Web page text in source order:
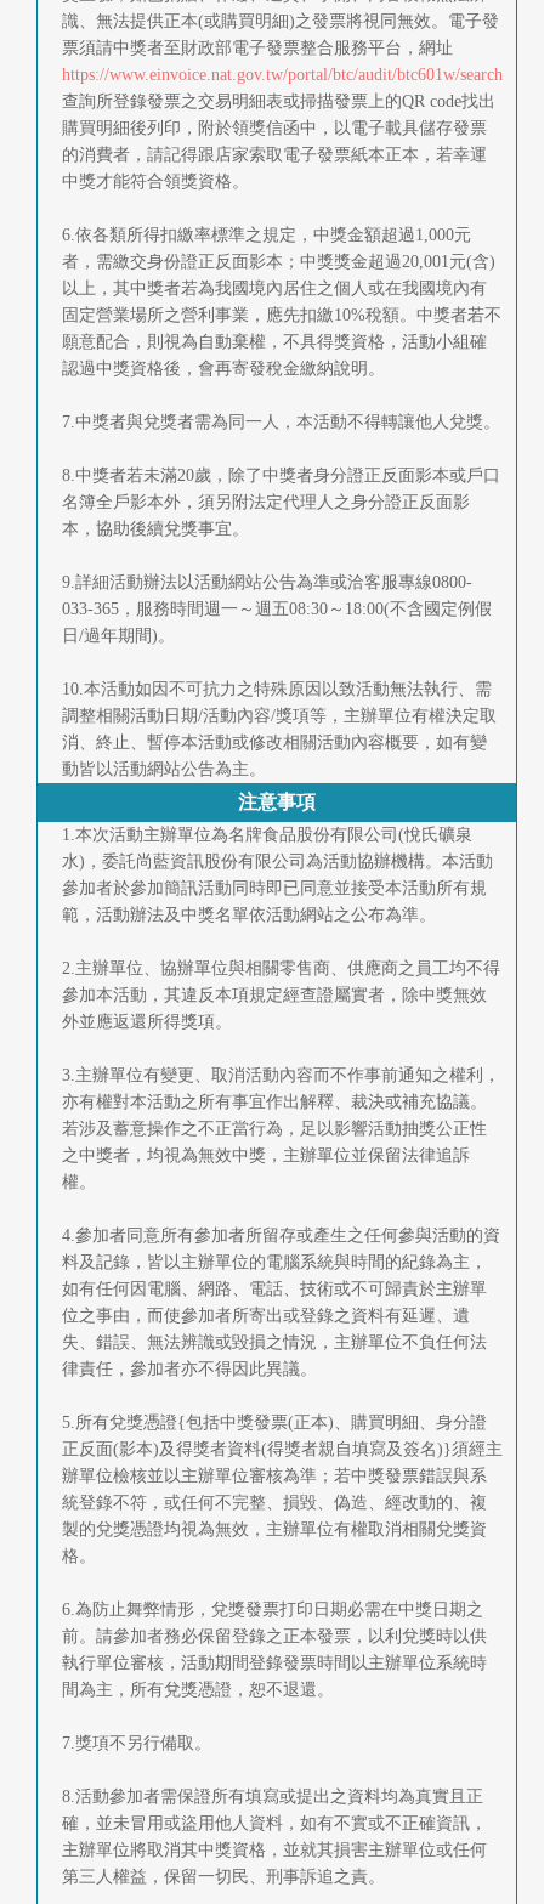
識、無法提供正本(或購買明細)之發票將視同無效。電子發
票須請中獎者至財政部電子發票整合服務平台，網址
https://www.einvoice.nat.gov.tw/portal/btc/audit/btc601w/search
查詢所登錄發票之交易明細表或掃描發票上的QR code找出
購買明細後列印，附於領獎信函中，以電子載具儲存發票
的消費者，請記得跟店家索取電子發票紙本正本，若幸運
中獎才能符合領獎資格。
6.依各類所得扣繳率標準之規定，中獎金額超過1,000元
者，需繳交身份證正反面影本；中獎獎金超過20,001元(含)
以上，其中獎者若為我國境內居住之個人或在我國境內有
固定營業場所之營利事業，應先扣繳10%稅額。中獎者若不
願意配合，則視為自動棄權，不具得獎資格，活動小組確
認過中獎資格後，會再寄發稅金繳納說明。
7.中獎者與兌獎者需為同一人，本活動不得轉讓他人兌獎。
8.中獎者若未滿20歲，除了中獎者身分證正反面影本或戶口
名簿全戶影本外，須另附法定代理人之身分證正反面影
本，協助後續兌獎事宜。
9.詳細活動辦法以活動網站公告為準或洽客服專線0800-
033-365，服務時間週一～週五08:30～18:00(不含國定例假
日/過年期間)。
10.本活動如因不可抗力之特殊原因以致活動無法執行、需
調整相關活動日期/活動內容/獎項等，主辦單位有權決定取
消、終止、暫停本活動或修改相關活動內容概要，如有變
動皆以活動網站公告為主。
注意事項
1.本次活動主辦單位為名牌食品股份有限公司(悅氏礦泉
水)，委託尚藍資訊股份有限公司為活動協辦機構。本活動
參加者於參加簡訊活動同時即已同意並接受本活動所有規
範，活動辦法及中獎名單依活動網站之公布為準。
2.主辦單位、協辦單位與相關零售商、供應商之員工均不得
參加本活動，其違反本項規定經查證屬實者，除中獎無效
外並應返還所得獎項。
3.主辦單位有變更、取消活動內容而不作事前通知之權利，
亦有權對本活動之所有事宜作出解釋、裁決或補充協議。
若涉及蓄意操作之不正當行為，足以影響活動抽獎公正性
之中獎者，均視為無效中獎，主辦單位並保留法律追訴
權。
4.參加者同意所有參加者所留存或產生之任何參與活動的資
料及記錄，皆以主辦單位的電腦系統與時間的紀錄為主，
如有任何因電腦、網路、電話、技術或不可歸責於主辦單
位之事由，而使參加者所寄出或登錄之資料有延遲、遺
失、錯誤、無法辨識或毀損之情況，主辦單位不負任何法
律責任，參加者亦不得因此異議。
5.所有兌獎憑證{包括中獎發票(正本)、購買明細、身分證
正反面(影本)及得獎者資料(得獎者親自填寫及簽名)}須經主
辦單位檢核並以主辦單位審核為準；若中獎發票錯誤與系
統登錄不符，或任何不完整、損毀、偽造、經改動的、複
製的兌獎憑證均視為無效，主辦單位有權取消相關兌獎資
格。
6.為防止舞弊情形，兌獎發票打印日期必需在中獎日期之
前。請參加者務必保留登錄之正本發票，以利兌獎時以供
執行單位審核，活動期間登錄發票時間以主辦單位系統時
間為主，所有兌獎憑證，恕不退還。
7.獎項不另行備取。
8.活動參加者需保證所有填寫或提出之資料均為真實且正
確，並未冒用或盜用他人資料，如有不實或不正確資訊，
主辦單位將取消其中獎資格，並就其損害主辦單位或任何
第三人權益，保留一切民、刑事訴追之責。